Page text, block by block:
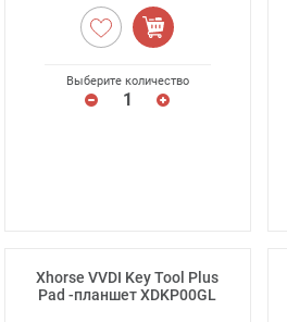
Выберите количество
Xhorse VVDI Key Tool Plus
Pad -планшет XDKP00GL